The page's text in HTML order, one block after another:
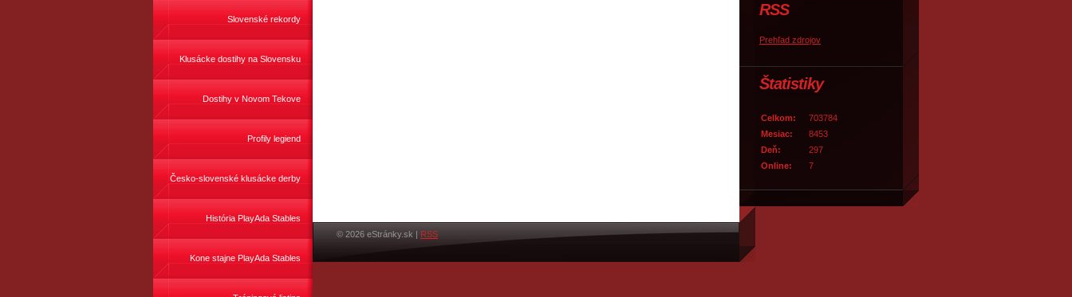
Slovenské rekordy
Klusácke dostihy na Slovensku
Dostihy v Novom Tekove
Profily legiend
Česko-slovenské klusácke derby
História PlayAda Stables
Kone stajne PlayAda Stables
RSS
Prehľad zdrojov
Štatistiky
Online: 7
Celkom:
703784
Mesiac:
8453
Deň:
297
© 2026 eStránky.sk RSS